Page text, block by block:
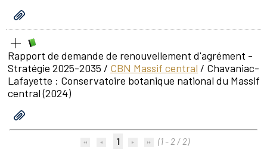
Rapport de demande de renouvellement d'agrément -
Stratégie 2025-2035 / CBN Massif central / Chavaniac-
Lafayette : Conservatoire botanique national du Massif
central (2024)
1 (1 - 2 / 2)